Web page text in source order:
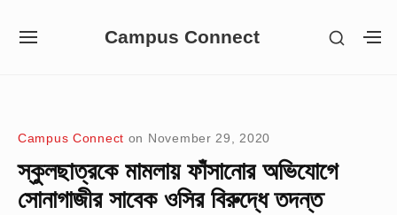
Campus Connect
SITE
SHOW
Campus Connect on November 29, 2020
স্কুলছাত্রকে মামলায় ফাঁসানোর অভিযোগে
সোনাগাজীর সাবেক ওসির বিরুদ্ধে তদন্ত